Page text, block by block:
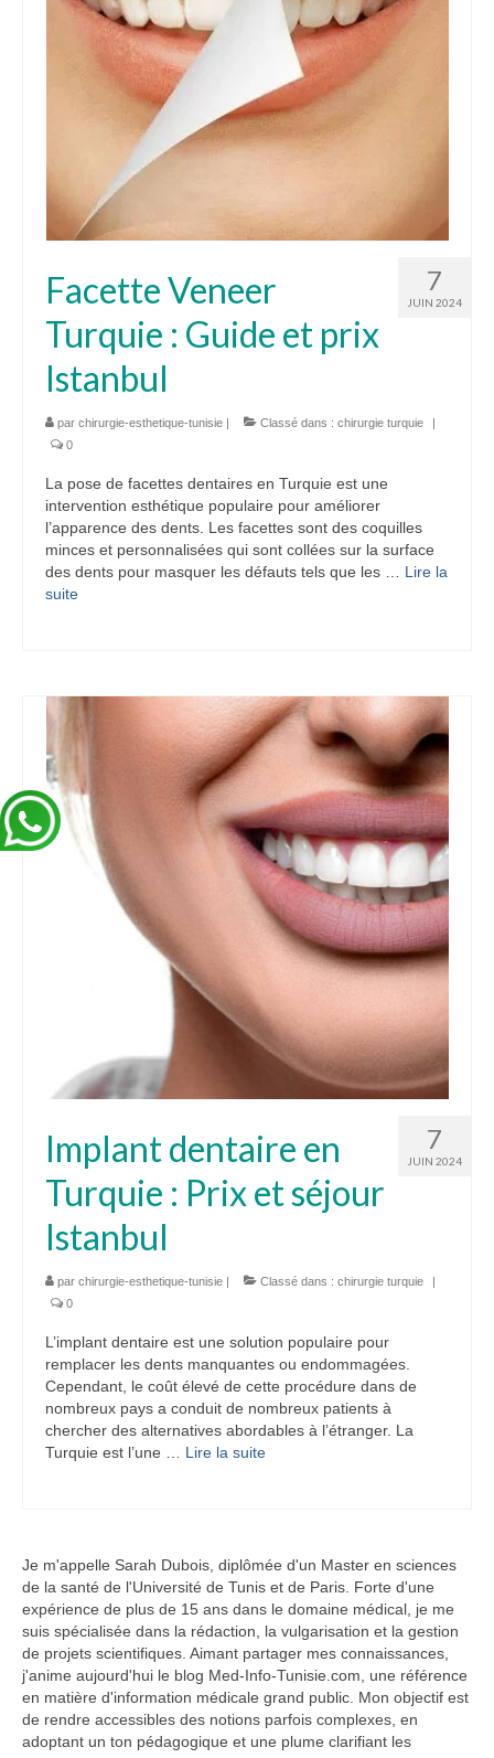
7
JUIN 2024
Facette Veneer
Turquie : Guide et prix
Istanbul
par chirurgie-esthetique-tunisie | Classé dans : chirurgie turquie
|
0
La pose de facettes dentaires en Turquie est une
intervention esthétique populaire pour améliorer
l’apparence des dents. Les facettes sont des coquilles
minces et personnalisées qui sont collées sur la surface
des dents pour masquer les défauts tels que les … Lire la
suite­­
7
JUIN 2024
Implant dentaire en
Turquie : Prix et séjour
Istanbul
par chirurgie-esthetique-tunisie | Classé dans : chirurgie turquie
|
0
L’implant dentaire est une solution populaire pour
remplacer les dents manquantes ou endommagées.
Cependant, le coût élevé de cette procédure dans de
nombreux pays a conduit de nombreux patients à
chercher des alternatives abordables à l’étranger. La
Turquie est l’une … Lire la suite­­
Je m'appelle Sarah Dubois, diplômée d'un Master en sciences
de la santé de l'Université de Tunis et de Paris. Forte d'une
expérience de plus de 15 ans dans le domaine médical, je me
suis spécialisée dans la rédaction, la vulgarisation et la gestion
de projets scientifiques. Aimant partager mes connaissances,
j'anime aujourd'hui le blog Med-Info-Tunisie.com, une référence
en matière d'information médicale grand public. Mon objectif est
de rendre accessibles des notions parfois complexes, en
adoptant un ton pédagogique et une plume clarifiant les